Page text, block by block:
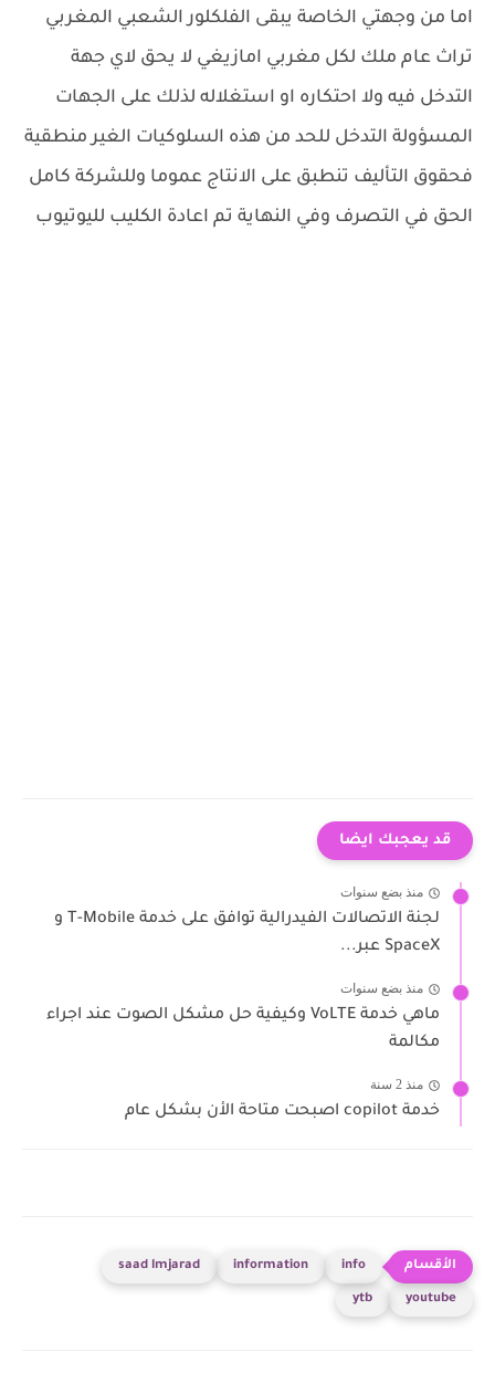
اما من وجهتي الخاصة يبقى الفلكلور الشعبي المغربي
تراث عام ملك لكل مغربي امازيغي لا يحق لاي جهة
التدخل فيه ولا احتكاره او استغلاله لذلك على الجهات
المسؤولة التدخل للحد من هذه السلوكيات الغير منطقية
فحقوق التأليف تنطبق على الانتاج عموما وللشركة كامل
الحق في التصرف وفي النهاية تم اعادة الكليب لليوتيوب
قد يعجبك ايضا
منذ بضع سنوات
لجنة الاتصالات الفيدرالية توافق على خدمة T-Mobile و
SpaceX عبر...
منذ بضع سنوات
ماهي خدمة VoLTE وكيفية حل مشكل الصوت عند اجراء
مكالمة
منذ 2 سنة
خدمة copilot اصبحت متاحة الأن بشكل عام
info
information
saad lmjarad
youtube
ytb